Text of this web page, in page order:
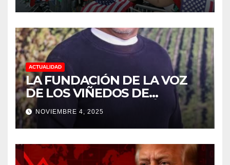
ACTUALIDAD
LA FUNDACIÓN DE LA VOZ
DE LOS VIÑEDOS DE
SONOMA RECONOCIÓ A
CUATRO “ EMPLEADOS DEL
MES” POR SU LIDERAZGO Y
DEDICACIÓN EN LOS
VIÑEDOS
NOVIEMBRE 4, 2025